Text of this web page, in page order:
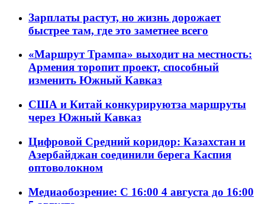
Зарплаты растут, но жизнь дорожает
быстрее там, где это заметнее всего
«Маршрут Трампа» выходит на местность:
Армения торопит проект, способный
изменить Южный Кавказ
США и Китай конкурируютза маршруты
через Южный Кавказ
Цифровой Средний коридор: Казахстан и
Азербайджан соединили берега Каспия
оптоволокном
Медиаобозрение: С 16:00 4 августа до 16:00